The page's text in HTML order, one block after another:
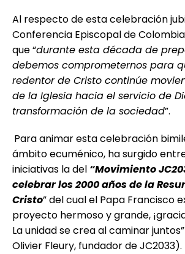
Al respecto de esta celebración
Conferencia Episcopal de
que “durante esta década de
debemos comprometernos para
redentor de Cristo continúe
de la Iglesia hacia el servicio de
transformación de la sociedad”.
Para animar esta celebración
ámbito ecuménico, ha surgido
iniciativas la del “Movimiento
celebrar los 2000 años de la
Cristo” del cual el Papa Francisco
proyecto hermoso y grande,
La unidad se crea al caminar
Olivier Fleury, fundador de JC2033).